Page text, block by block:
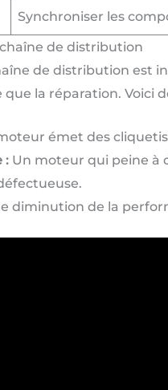
Synchroniser les
de distribution
de distribution est
la réparation. Voici
émet des
:Un moteur qui peine à
diminution de la